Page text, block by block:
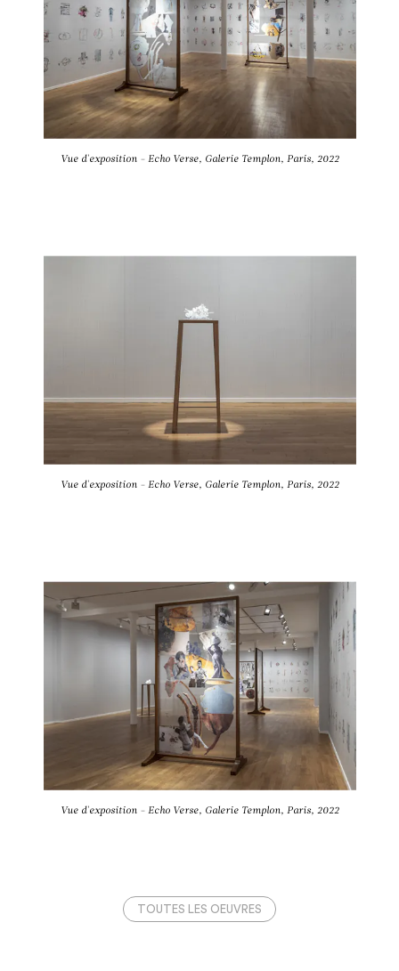
Vue d'exposition - Echo Verse, Galerie Templon, Paris, 2022
Vue d'exposition - Echo Verse, Galerie Templon, Paris, 2022
Vue d'exposition - Echo Verse, Galerie Templon, Paris, 2022
TOUTES LES OEUVRES